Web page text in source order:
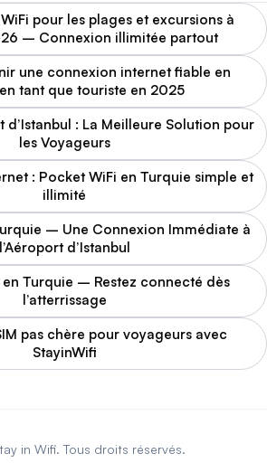
pour les plages et excursions à
– Connexion illimitée partout
une connexion internet fiable en
tant que touriste en 2025
d’Istanbul : La Meilleure Solution pour
les Voyageurs
: Pocket WiFi en Turquie simple et
illimité
– Une Connexion Immédiate à
l’Aéroport d’Istanbul
Turquie – Restez connecté dès
l’atterrissage
pas chère pour voyageurs avec
StayinWifi
in Wifi. Tous droits réservés.